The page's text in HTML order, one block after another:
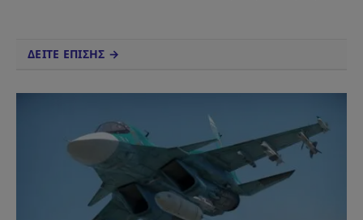
ΔΕΙΤΕ ΕΠΙΣΗΣ →